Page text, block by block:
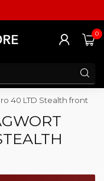
0
40 LTD Stealth front